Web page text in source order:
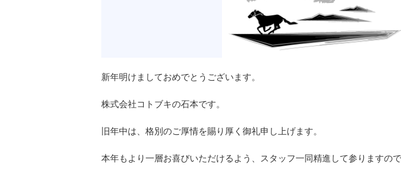
新年明けましておめでとうございます。
株式会社コトブキの石本です。
旧年中は、格別のご厚情を賜り厚く御礼申し上げます。
本年もより一層お喜びいただけるよう、スタッフ一同精進して参りますので